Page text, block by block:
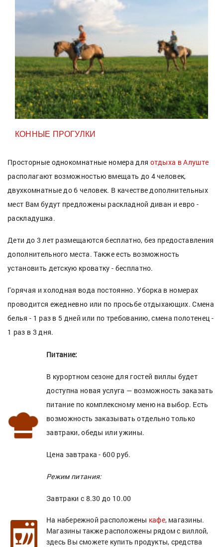
КОННЫЕ ПРОГУЛКИ
Просторные однокомнатные номера для отдыха в Алуште
располагают возможностью вмещать до 4 человек,
двухкомнатные до 6 человек. В качестве дополнительных
мест Вам будут предложены раскладной диван и евро -
раскладушка.
Дети до 3 лет размещаются бесплатно, без предоставления
дополнительного места. Также есть возможность
установить детскую кроватку - бесплатно.
Горячая и холодная вода постоянно. Уборка в номерах
проводится ежедневно или по просьбе отдыхающих. Смена
белья - 1 раз в 5 дней или по требованию, смена полотенец -
1 раз в 3 дня.
Питание:
В курортном сезоне для гостей виллы будет
доступна новая услуга — возможность заказать
питание по комплексному меню на выбор. Есть
возможность заказывать отдельно только
завтраки, обеды или ужины.
Цена завтрака - 600 руб.
Режим питания:
Завтраки с 8.30 до 10.00
На набережной расположены кафе, магазины.
Магазины также расположены рядом с виллой,
здесь Вы сможете купить продукты, средства